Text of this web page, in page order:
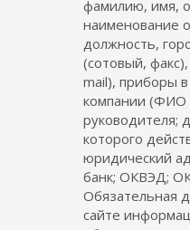
фамилию, имя,
наименование
должность,
(сотовый,
mail), приборы
компании (ФИО
руководителя;
которого
юридический
банк; ОКВЭД;
Обязательная
сайте